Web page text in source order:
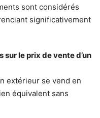
sont considérés
significativement
le prix de vente d’un
extérieur se vend en
équivalent sans